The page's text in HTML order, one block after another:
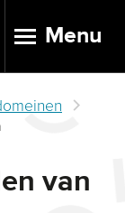
TOGGLE
Menu
van